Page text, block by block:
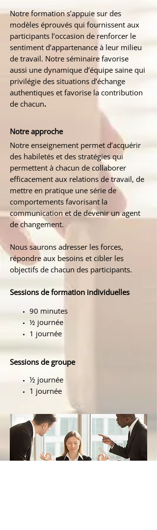
Notre formation s’appuie sur des
modèles éprouvés qui fournissent aux
participants l’occasion de renforcer le
sentiment d’appartenance à leur milieu
de travail. Notre séminaire favorise
aussi une dynamique d’équipe saine qui
privilégie des situations d’échange
authentiques et favorise la contribution
de chacun.
Notre approche
Notre enseignement permet d’acquérir
des habiletés et des stratégies qui
permettent à chacun de collaborer
efficacement aux relations de travail, de
mettre en pratique une série de
comportements favorisant la
communication et de devenir un agent
de changement.
Nous saurons adresser les forces,
répondre aux besoins et cibler les
objectifs de chacun des participants.
Sessions de formation individuelles
90 minutes
½ journée
1 journée
Sessions de groupe
½ journée
1 journée